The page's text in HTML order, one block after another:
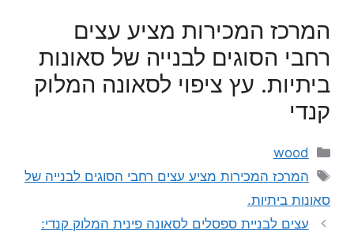
המרכז המכירות מציע עצים
רחבי הסוגים לבנייה של סאונות
ביתיות. עץ ציפוי לסאונה המלוק
קנדי
קטגוריות
wood
תגיות
המרכז המכירות מציע עצים רחבי הסוגים לבנייה של
סאונות ביתיות.
עצים לבניית ספסלים לסאונה פינית המלוק קנדי: